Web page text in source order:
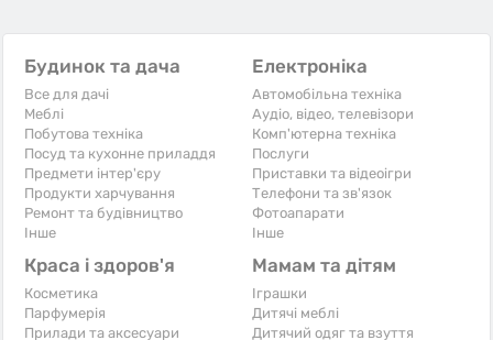
Будинок та дача
Все для дачі
Меблі
Побутова техніка
Посуд та кухонне приладдя
Предмети інтер'єру
Продукти харчування
Ремонт та будівництво
Iнше
Електроніка
Автомобільна техніка
Аудіо, відео, телевізори
Комп'ютерна техніка
Послуги
Приставки та відеоігри
Телефони та зв'язок
Фотоапарати
Iнше
Краса і здоров'я
Косметика
Парфумерія
Прилади та аксесуари
Мамам та дітям
Іграшки
Дитячі меблі
Дитячий одяг та взуття